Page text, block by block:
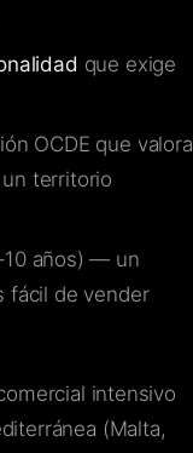
que exige
OCDE que valora
territorio
años) — un
fácil de vender
intensivo
(Malta,